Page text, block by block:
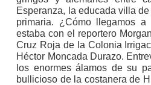
Esperanza, la educada villa
primaria. ¿Cómo llegamos
estaba con el reportero
Cruz Roja de la Colonia
Héctor Moncada Durazo.
los enormes álamos de su
bullicioso de la costanera de